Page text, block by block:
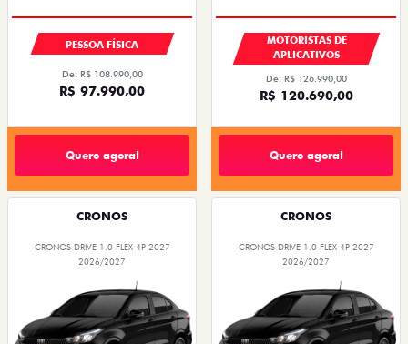
PESSOA FÍSICA
De: R$ 108.990,00
R$ 97.990,00
Quero agora!
MOTORISTAS DE
APLICATIVOS
De: R$ 126.990,00
R$ 120.690,00
Quero agora!
CRONOS
CRONOS DRIVE 1.0 FLEX 4P 2027
2026/2027
CRONOS
CRONOS DRIVE 1.0 FLEX 4P 2027
2026/2027